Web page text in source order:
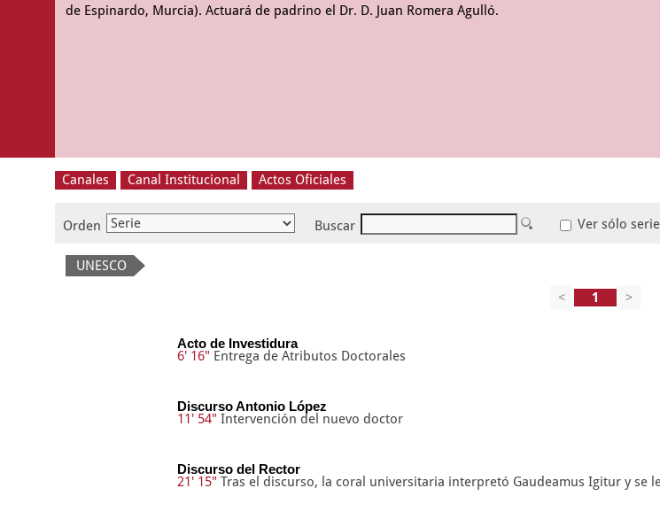
de Espinardo, Murcia). Actuará de padrino el Dr. D. Juan Romera Agulló.
Canales Canal Institucional Actos Oficiales
Orden Buscar Ver sólo
UNESCO
<
>
Acto de Investidura
6' 16" Entrega de Atributos Doctorales
Discurso Antonio López
11' 54" Intervención del nuevo doctor
Discurso del Rector
21' 15" Tras el discurso, la coral universitaria interpretó Gaudeamus Igitur y se